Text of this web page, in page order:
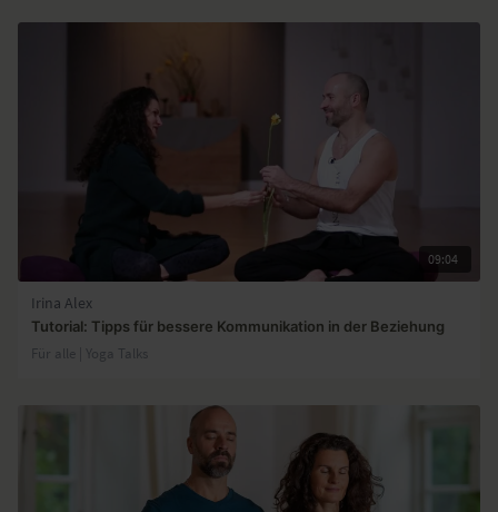
09:04
Irina Alex
Tutorial: Tipps für bessere Kommunikation in der Beziehung
Für alle | Yoga Talks